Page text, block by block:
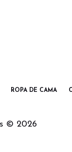
ROPA DE CAMA
© 2026